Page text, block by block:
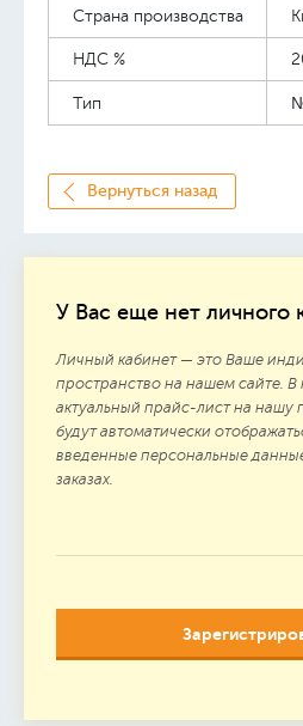
У Вас еще нет личного
Личный кабинет — это Ваше
пространство на нашем сайте.
актуальный прайс-лист на нашу
будут автоматически
введенные персональные
заказах.
Страна производства
НДС %
Тип
Вернуться назад